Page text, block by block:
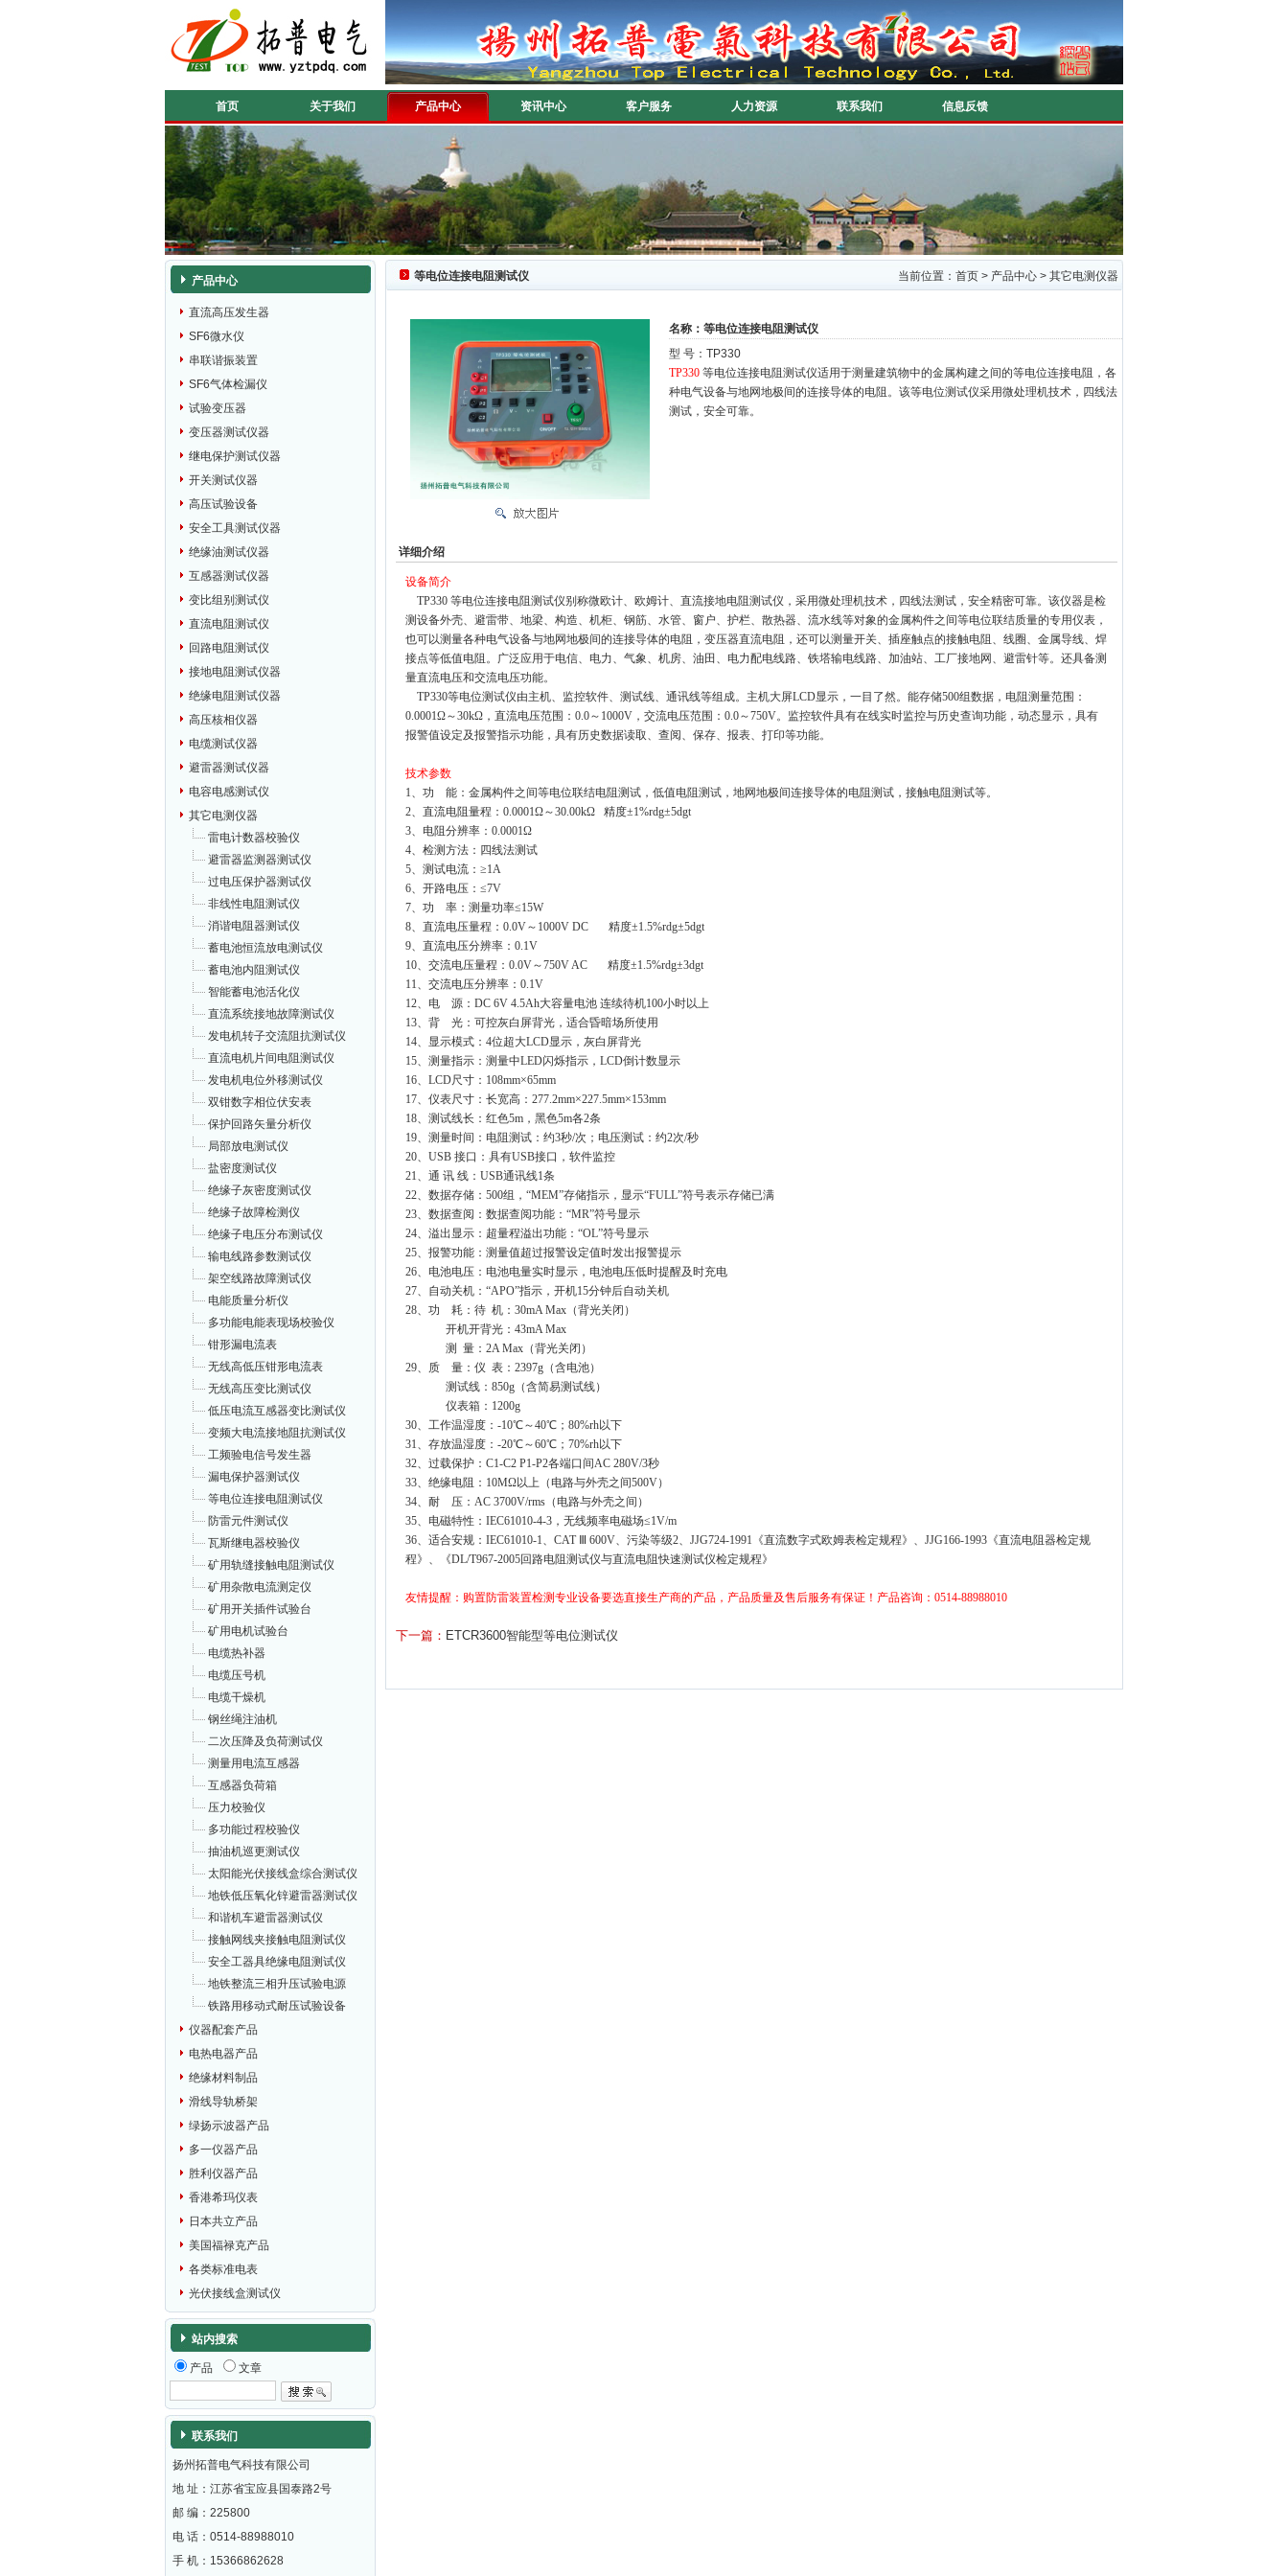
首页 关于我们 产品中心 资讯中心 客户服务 人力资源 联系我们 信息反馈
产品中心
直流高压发生器
SF6微水仪
串联谐振装置
SF6气体检漏仪
试验变压器
变压器测试仪器
继电保护测试仪器
开关测试仪器
高压试验设备
安全工具测试仪器
绝缘油测试仪器
互感器测试仪器
变比组别测试仪
直流电阻测试仪
回路电阻测试仪
接地电阻测试仪器
绝缘电阻测试仪器
高压核相仪器
电缆测试仪器
避雷器测试仪器
电容电感测试仪
其它电测仪器
雷电计数器校验仪
避雷器监测器测试仪
过电压保护器测试仪
非线性电阻测试仪
消谐电阻器测试仪
蓄电池恒流放电测试仪
蓄电池内阻测试仪
智能蓄电池活化仪
直流系统接地故障测试仪
发电机转子交流阻抗测试仪
直流电机片间电阻测试仪
发电机电位外移测试仪
双钳数字相位伏安表
保护回路矢量分析仪
局部放电测试仪
盐密度测试仪
绝缘子灰密度测试仪
绝缘子故障检测仪
绝缘子电压分布测试仪
输电线路参数测试仪
架空线路故障测试仪
电能质量分析仪
多功能电能表现场校验仪
钳形漏电流表
无线高低压钳形电流表
无线高压变比测试仪
低压电流互感器变比测试仪
变频大电流接地阻抗测试仪
工频验电信号发生器
漏电保护器测试仪
等电位连接电阻测试仪
防雷元件测试仪
瓦斯继电器校验仪
矿用轨缝接触电阻测试仪
矿用杂散电流测定仪
矿用开关插件试验台
矿用电机试验台
电缆热补器
电缆压号机
电缆干燥机
钢丝绳注油机
二次压降及负荷测试仪
测量用电流互感器
互感器负荷箱
压力校验仪
多功能过程校验仪
抽油机巡更测试仪
太阳能光伏接线盒综合测试仪
地铁低压氧化锌避雷器测试仪
和谐机车避雷器测试仪
接触网线夹接触电阻测试仪
安全工器具绝缘电阻测试仪
地铁整流三相升压试验电源
铁路用移动式耐压试验设备
仪器配套产品
电热电器产品
绝缘材料制品
滑线导轨桥架
绿扬示波器产品
多一仪器产品
胜利仪器产品
香港希玛仪表
日本共立产品
美国福禄克产品
各类标准电表
光伏接线盒测试仪
站内搜索
产品 文章
联系我们
扬州拓普电气科技有限公司
地 址：江苏省宝应县国泰路2号
邮 编： 225800
电 话：0514-88988010
手 机：15366862628
当前位置： 首页 > 产品中心 > 其它电测仪器
等电位连接电阻测试仪
名称：等电位连接电阻测试仪
型 号：TP330
TP330 等电位连接电阻测试仪适用于测量建筑物中的金属构建之间的等电位连接电阻，各
种电气设备与地网地极间的连接导体的电阻。该等电位测试仪采用微处理机技术，四线法
测试，安全可靠。
详细介绍
设备简介
TP330 等电位连接电阻测试仪别称微欧计、欧姆计、直流接地电阻测试仪，采用微处理机技术，四线法测试，安全精密可靠。该仪器是检
测设备外壳、避雷带、地梁、构造、机柜、钢筋、水管、窗户、护栏、散热器、流水线等对象的金属构件之间等电位联结质量的专用仪表，
也可以测量各种电气设备与地网地极间的连接导体的电阻，变压器直流电阻，还可以测量开关、插座触点的接触电阻、线圈、金属导线、焊
接点等低值电阻。广泛应用于电信、电力、气象、机房、油田、电力配电线路、铁塔输电线路、加油站、工厂接地网、避雷针等。还具备测
量直流电压和交流电压功能。
TP330等电位测试仪由主机、监控软件、测试线、通讯线等组成。主机大屏LCD显示，一目了然。能存储500组数据，电阻测量范围：
0.0001Ω～30kΩ，直流电压范围：0.0～1000V，交流电压范围： 0.0～750V。监控软件具有在线实时监控与历史查询功能，动态显示，具有
报警值设定及报警指示功能，具有历史数据读取、查阅、保存、报表、打印等功能。
技术参数
1、功 能：金属构件之间等电位联结电阻测试，低值电阻测试，地网地极间连接导体的电阻测试，接触电阻测试等。
2、直流电阻量程：0.0001Ω～30.00kΩ 精度±1%rdg±5dgt
3、电阻分辨率：0.0001Ω
4、检测方法：四线法测试
5、测试电流：≥1A
6、开路电压：≤7V
7、功 率：测量功率≤15W
8、直流电压量程：0.0V～1000V DC 精度±1.5%rdg±5dgt
9、直流电压分辨率：0.1V
10、交流电压量程：0.0V～750V AC 精度±1.5%rdg±3dgt
11、交流电压分辨率：0.1V
12、电 源：DC 6V 4.5Ah大容量电池 连续待机100小时以上
13、背 光：可控灰白屏背光，适合昏暗场所使用
14、显示模式：4位超大LCD显示，灰白屏背光
15、测量指示：测量中LED闪烁指示，LCD倒计数显示
16、LCD尺寸：108mm×65mm
17、仪表尺寸：长宽高：277.2mm×227.5mm×153mm
18、测试线长：红色5m，黑色5m各2条
19、测量时间：电阻测试：约3秒/次；电压测试：约2次/秒
20、USB 接口：具有USB接口，软件监控
21、通 讯 线：USB通讯线1条
22、数据存储：500组，“MEM”存储指示，显示“FULL”符号表示存储已满
23、数据查阅：数据查阅功能：“MR”符号显示
24、溢出显示：超量程溢出功能：“OL”符号显示
25、报警功能：测量值超过报警设定值时发出报警提示
26、电池电压：电池电量实时显示，电池电压低时提醒及时充电
27、自动关机：“APO”指示，开机15分钟后自动关机
28、功 耗：待 机：30mA Max（背光关闭）
开机开背光：43mA Max
测 量：2A Max（背光关闭）
29、质 量：仪 表：2397g（含电池）
测试线：850g（含简易测试线）
仪表箱：1200g
30、工作温湿度：-10℃～40℃；80%rh以下
31、存放温湿度：-20℃～60℃；70%rh以下
32、过载保护：C1-C2 P1-P2各端口间AC 280V/3秒
33、绝缘电阻：10MΩ以上（电路与外壳之间500V）
34、耐 压：AC 3700V/rms（电路与外壳之间）
35、电磁特性：IEC61010-4-3，无线频率电磁场≤1V/m
36、适合安规：IEC61010-1、CAT Ⅲ 600V、污染等级2、JJG724-1991《直流数字式欧姆表检定规程》、JJG166-1993《直流电阻器检定规
程》、《DL/T967-2005回路电阻测试仪与直流电阻快速测试仪检定规程》
友情提醒：购置防雷装置检测专业设备要选直接生产商的产品，产品质量及售后服务有保证！ 产品咨询：0514-88988010
下一篇： ETCR3600智能型等电位测试仪